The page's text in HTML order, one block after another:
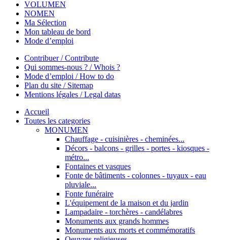
VOLUMEN
NOMEN
Ma Sélection
Mon tableau de bord
Mode d’emploi
Contribuer / Contribute
Qui sommes-nous ? / Whois ?
Mode d’emploi / How to do
Plan du site / Sitemap
Mentions légales / Legal datas
Accueil
Toutes les categories
MONUMEN
Chauffage - cuisinières - cheminées...
Décors - balcons - grilles - portes - kiosques -
métro...
Fontaines et vasques
Fonte de bâtiments - colonnes - tuyaux - eau
pluviale...
Fonte funéraire
L'équipement de la maison et du jardin
Lampadaire - torchères - candélabres
Monuments aux grands hommes
Monuments aux morts et commémoratifs